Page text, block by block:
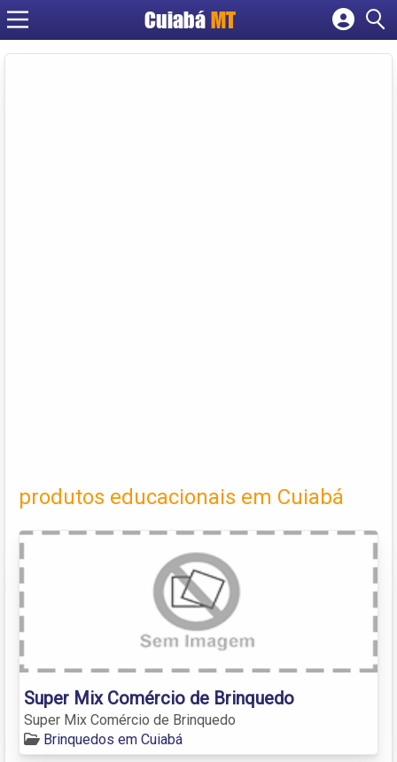
Cuiabá MT
Cadastrar empresa
produtos educacionais em Cuiabá
Super Mix Comércio de Brinquedo
Super Mix Comércio de Brinquedo
Brinquedos em Cuiabá